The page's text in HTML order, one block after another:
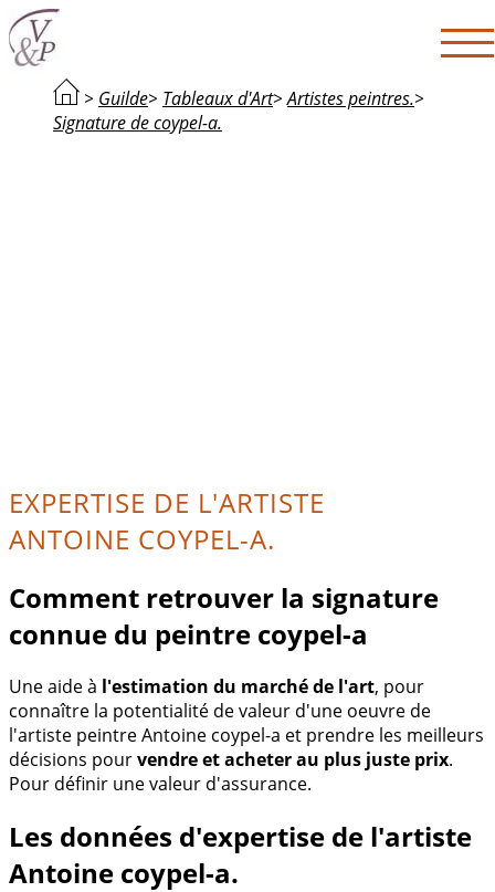
> Guilde> Tableaux d'Art>Artistes peintres.>
Signature de coypel-a.
EXPERTISE DE L'ARTISTE
ANTOINE COYPEL-A.
Comment retrouver la signature
connue du peintre coypel-a
Une aide à l'estimation du marché de l'art, pour
connaître la potentialité de valeur d'une oeuvre de
l'artiste peintre Antoine coypel-a et prendre les meilleurs
décisions pourvendre et acheter au plus juste prix.
Pour définir une valeur d'assurance.
Les données d'expertise de l'artiste
Antoine coypel-a.